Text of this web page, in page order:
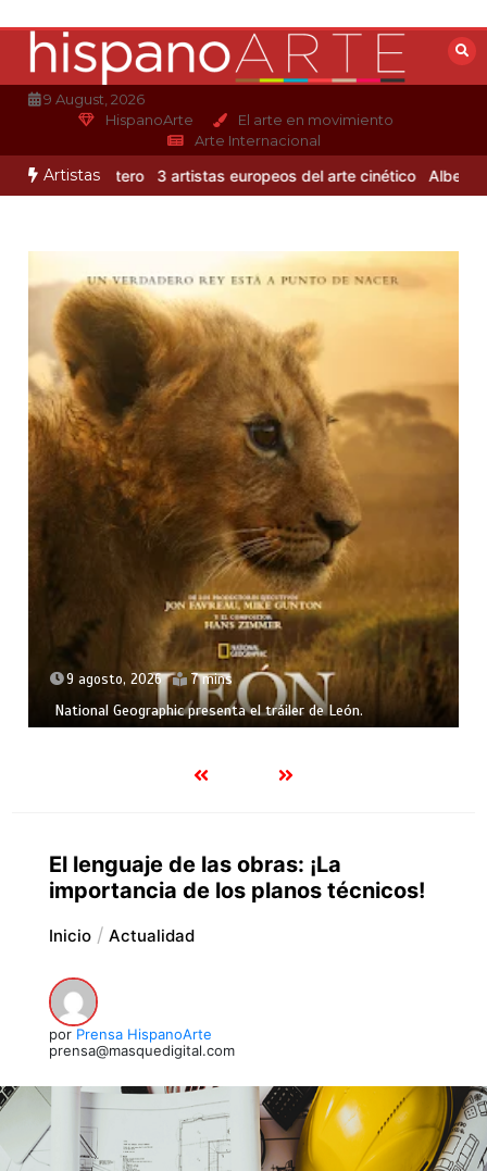
contenido
9 August, 2026
HispanoArte
El arte en movimiento
Arte Internacional
Artistas
Otero 3 artistas europeos del arte cinético Albert
9 agosto, 2026 7 mins
National Geographic presenta el tráiler de León.
El lenguaje de las obras: ¡La
importancia de los planos técnicos!
Inicio Actualidad
por Prensa HispanoArte
prensa@masquedigital.com